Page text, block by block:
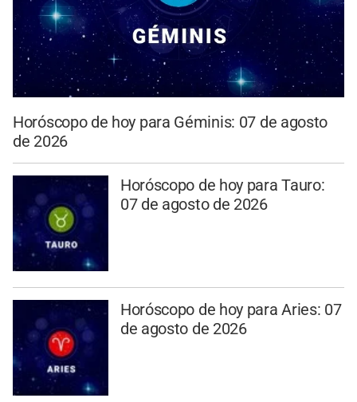
Horóscopo de hoy para Géminis: 07 de agosto
de 2026
Horóscopo de hoy para Tauro:
07 de agosto de 2026
Horóscopo de hoy para Aries: 07
de agosto de 2026